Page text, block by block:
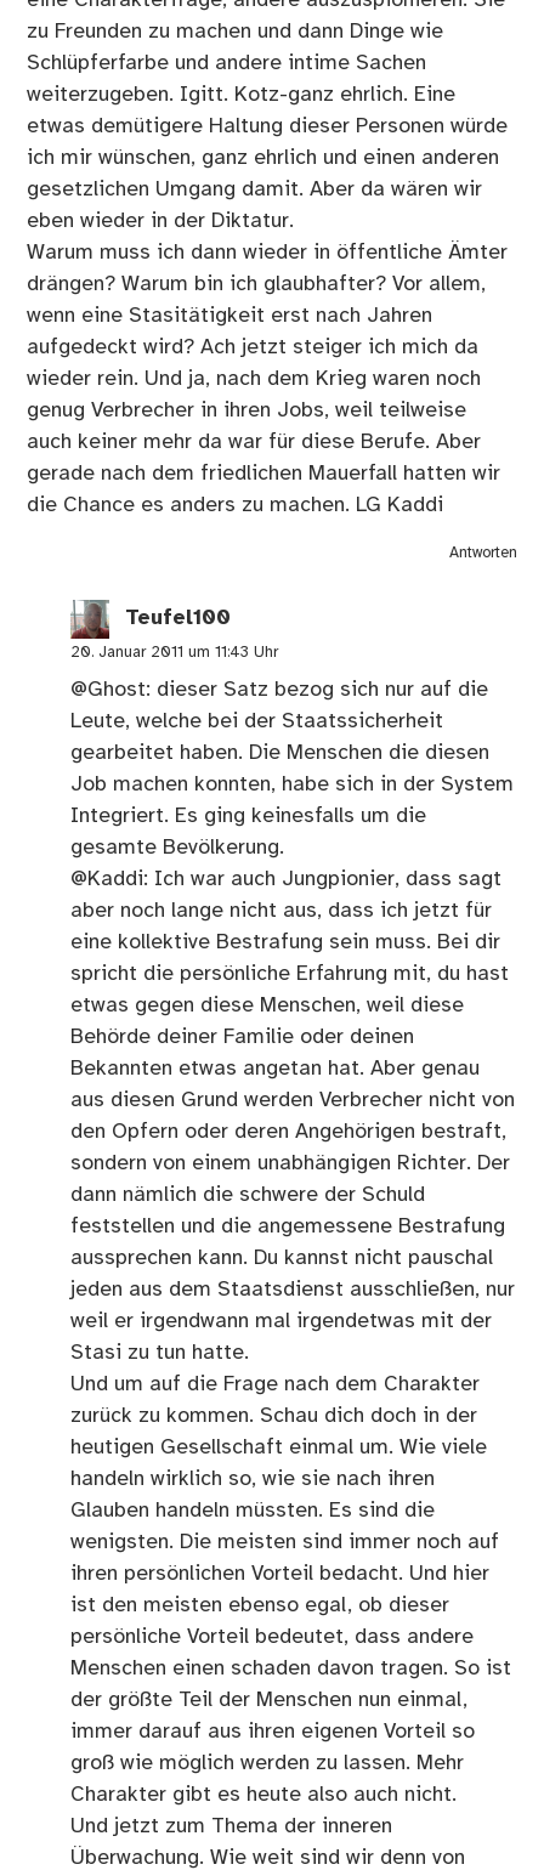
zu Freunden zu machen und dann Dinge wie
Schlüpferfarbe und andere intime Sachen
weiterzugeben. Igitt. Kotz-ganz ehrlich. Eine
etwas demütigere Haltung dieser Personen würde
ich mir wünschen, ganz ehrlich und einen anderen
gesetzlichen Umgang damit. Aber da wären wir
eben wieder in der Diktatur.
Warum muss ich dann wieder in öffentliche Ämter
drängen? Warum bin ich glaubhafter? Vor allem,
wenn eine Stasitätigkeit erst nach Jahren
aufgedeckt wird? Ach jetzt steiger ich mich da
wieder rein. Und ja, nach dem Krieg waren noch
genug Verbrecher in ihren Jobs, weil teilweise
auch keiner mehr da war für diese Berufe. Aber
gerade nach dem friedlichen Mauerfall hatten wir
die Chance es anders zu machen. LG Kaddi
Antworten
Teufel100
20. Januar 2011 um 11:43 Uhr
@Ghost: dieser Satz bezog sich nur auf die
Leute, welche bei der Staatssicherheit
gearbeitet haben. Die Menschen die diesen
Job machen konnten, habe sich in der System
Integriert. Es ging keinesfalls um die
gesamte Bevölkerung.
@Kaddi: Ich war auch Jungpionier, dass sagt
aber noch lange nicht aus, dass ich jetzt für
eine kollektive Bestrafung sein muss. Bei dir
spricht die persönliche Erfahrung mit, du hast
etwas gegen diese Menschen, weil diese
Behörde deiner Familie oder deinen
Bekannten etwas angetan hat. Aber genau
aus diesen Grund werden Verbrecher nicht von
den Opfern oder deren Angehörigen bestraft,
sondern von einem unabhängigen Richter. Der
dann nämlich die schwere der Schuld
feststellen und die angemessene Bestrafung
aussprechen kann. Du kannst nicht pauschal
jeden aus dem Staatsdienst ausschließen, nur
weil er irgendwann mal irgendetwas mit der
Stasi zu tun hatte.
Und um auf die Frage nach dem Charakter
zurück zu kommen. Schau dich doch in der
heutigen Gesellschaft einmal um. Wie viele
handeln wirklich so, wie sie nach ihren
Glauben handeln müssten. Es sind die
wenigsten. Die meisten sind immer noch auf
ihren persönlichen Vorteil bedacht. Und hier
ist den meisten ebenso egal, ob dieser
persönliche Vorteil bedeutet, dass andere
Menschen einen schaden davon tragen. So ist
der größte Teil der Menschen nun einmal,
immer darauf aus ihren eigenen Vorteil so
groß wie möglich werden zu lassen. Mehr
Charakter gibt es heute also auch nicht.
Und jetzt zum Thema der inneren
Überwachung. Wie weit sind wir denn von